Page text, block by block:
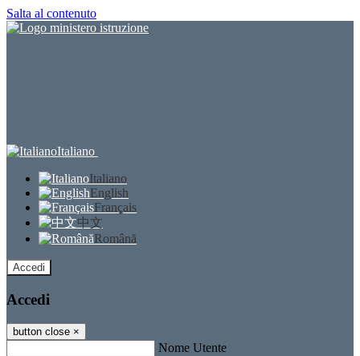
Salta al contenuto
Italiano
Italiano
English
Français
中文
Română
Accedi
Accedi
button close ×
Nome Utente